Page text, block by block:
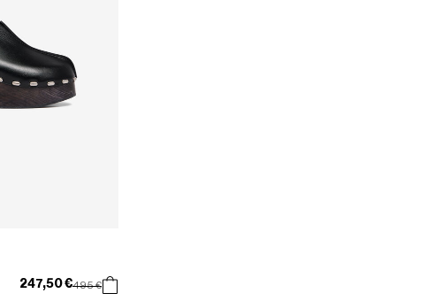
Prix réduit de
495 €à
247,50 €